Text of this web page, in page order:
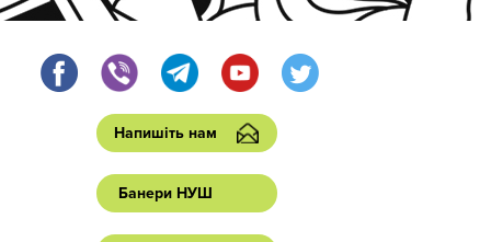
Напишіть нам
Банери НУШ